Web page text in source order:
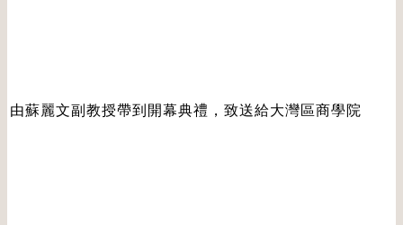
由蘇麗文副教授帶到開幕典禮，致送給大灣區商學院